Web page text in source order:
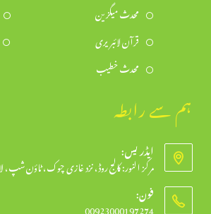
محدث میگزین
قرآن لائبریری
محدث خطیب
ہم سے رابطہ
ایڈریس:
مرکز النور: کالج روڈ، نزد غازی چوک، ٹاؤن شپ،
فون:
00923000197274